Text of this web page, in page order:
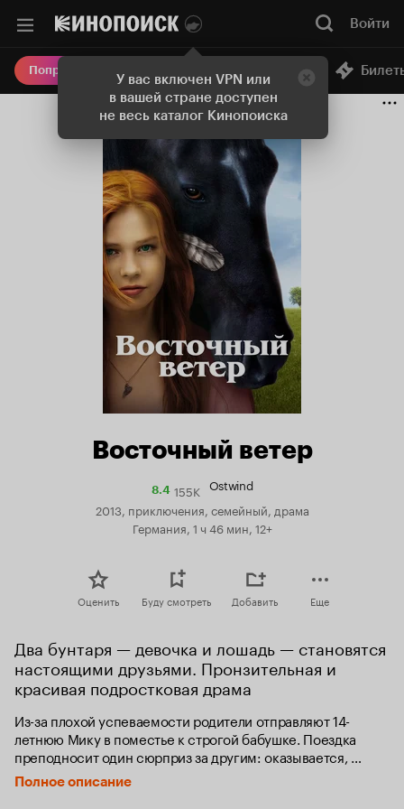
У вас включен VPN или
в вашей стране доступен
не весь каталог Кинопоиска
Войти
Попробовать Плюс Онлайн-кинотеатр
Восточный ветер
8.4Рейтинг
155K Ostwind
2013, приключения, семейный, драма
Германия, 1 ч 46 мин, 12+
Оценить Буду смотреть Добавить Еще
Два бунтаря — девочка и лошадь — становятся
настоящими друзьями. Пронзительная и
красивая подростковая драма
Из-за плохой успеваемости родители отправляют 14-
летнюю Мику в поместье к строгой бабушке. Поездка
преподносит один сюрприз за другим: оказывается,
бабушка, Мария Кальтенбах – знаменитая всадница в
прошлом, которая теперь тренирует молодые таланты и
Полное описание